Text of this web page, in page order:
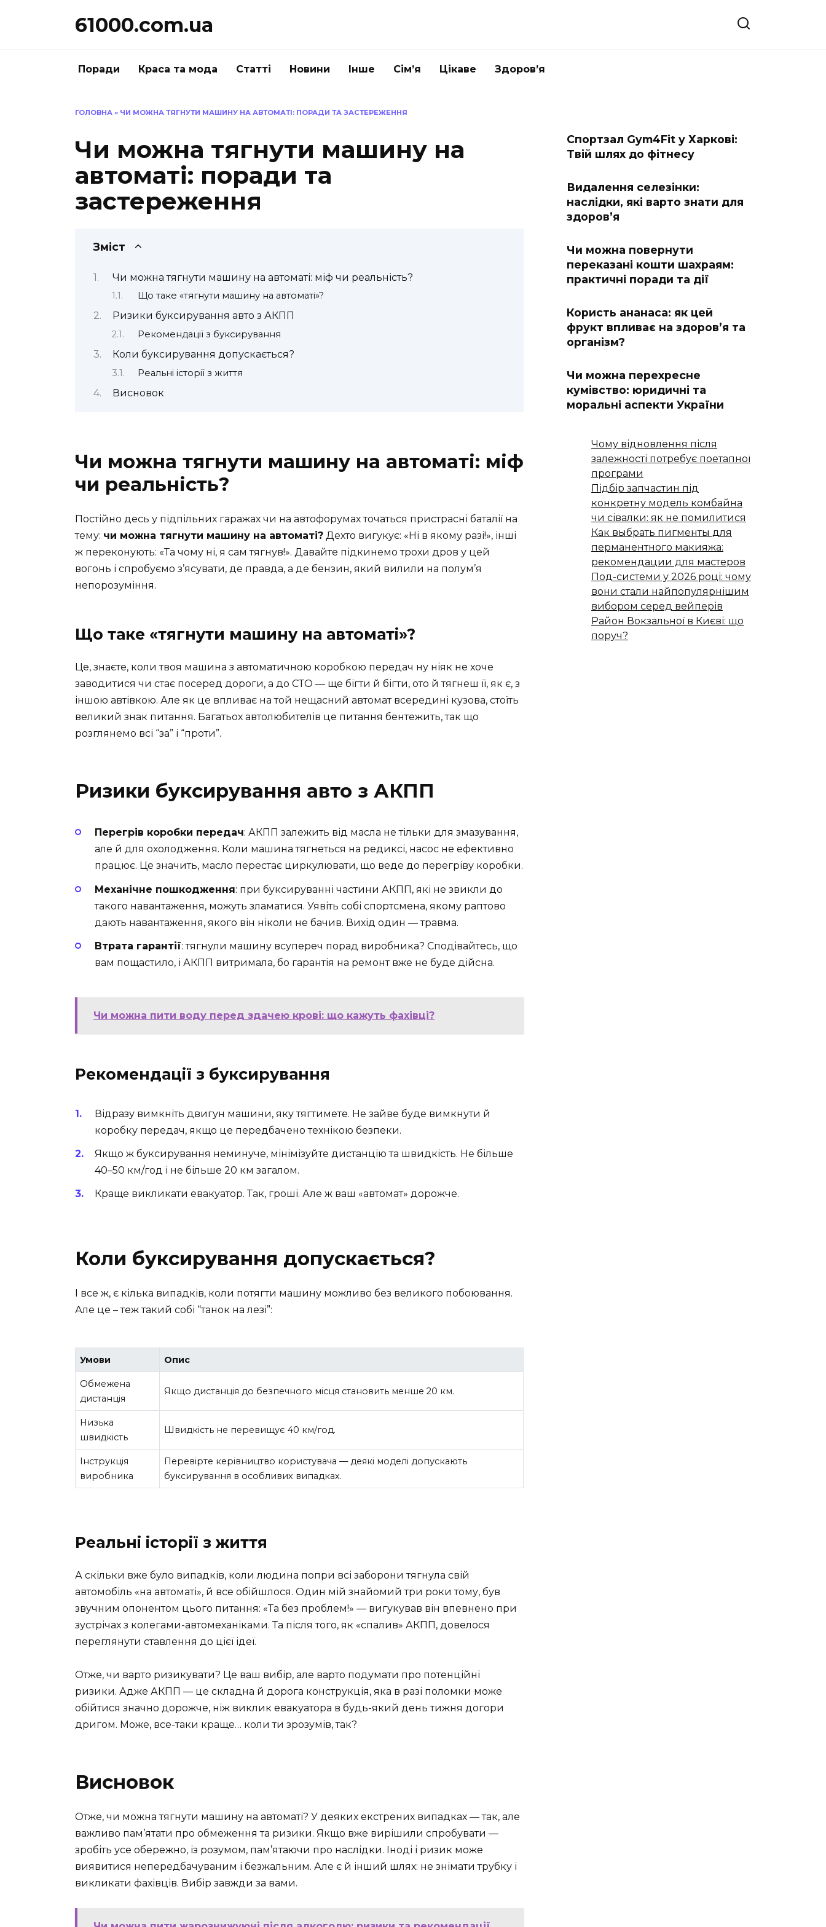
61000.com.ua
Поради Краса та мода Статті Новини Інше Сім’я Цікаве Здоров’я
ГОЛОВНА » ЧИ МОЖНА ТЯГНУТИ МАШИНУ НА АВТОМАТІ: ПОРАДИ ТА ЗАСТЕРЕЖЕННЯ
Чи можна тягнути машину на
автоматі: поради та
застереження
Зміст
Чи можна тягнути машину на автоматі: міф чи реальність?
Що таке «тягнути машину на автоматі»?
Ризики буксирування авто з АКПП
Рекомендації з буксирування
Коли буксирування допускається?
Реальні історії з життя
Висновок
Чи можна тягнути машину на автоматі: міф
чи реальність?
Постійно десь у підпільних гаражах чи на автофорумах точаться пристрасні баталії на
тему: чи можна тягнути машину на автоматі? Дехто вигукує: «Ні в якому разі!», інші
ж переконують: «Та чому ні, я сам тягнув!». Давайте підкинемо трохи дров у цей
вогонь і спробуємо з’ясувати, де правда, а де бензин, який вилили на полум’я
непорозуміння.
Що таке «тягнути машину на автоматі»?
Це, знаєте, коли твоя машина з автоматичною коробкою передач ну ніяк не хоче
заводитися чи стає посеред дороги, а до СТО — ще бігти й бігти, ото й тягнеш її, як є, з
іншою автівкою. Але як це впливає на той нещасний автомат всередині кузова, стоїть
великий знак питання. Багатьох автолюбителів це питання бентежить, так що
розглянемо всі “за” і “проти”.
Ризики буксирування авто з АКПП
Перегрів коробки передач: АКПП залежить від масла не тільки для змазування,
але й для охолодження. Коли машина тягнеться на редиксі, насос не ефективно
працює. Це значить, масло перестає циркулювати, що веде до перегріву коробки.
Механічне пошкодження: при буксируванні частини АКПП, які не звикли до
такого навантаження, можуть зламатися. Уявіть собі спортсмена, якому раптово
дають навантаження, якого він ніколи не бачив. Вихід один — травма.
Втрата гарантії: тягнули машину всупереч порад виробника? Сподівайтесь, що
вам пощастило, і АКПП витримала, бо гарантія на ремонт вже не буде дійсна.
Чи можна пити воду перед здачею крові: що кажуть фахівці?
Рекомендації з буксирування
Відразу вимкніть двигун машини, яку тягтимете. Не зайве буде вимкнути й
коробку передач, якщо це передбачено технікою безпеки.
Якщо ж буксирування неминуче, мінімізуйте дистанцію та швидкість. Не більше
40–50 км/год і не більше 20 км загалом.
Краще викликати евакуатор. Так, гроші. Але ж ваш «автомат» дорожче.
Коли буксирування допускається?
І все ж, є кілька випадків, коли потягти машину можливо без великого побоювання.
Але це – теж такий собі “танок на лезі”:
Умови Опис
Обмежена
дистанція
Якщо дистанція до безпечного місця становить менше 20 км.
Низька
швидкість
Швидкість не перевищує 40 км/год.
Інструкція
виробника
Перевірте керівництво користувача — деякі моделі допускають
буксирування в особливих випадках.
Реальні історії з життя
А скільки вже було випадків, коли людина попри всі заборони тягнула свій
автомобіль «на автоматі», й все обійшлося. Один мій знайомий три роки тому, був
звучним опонентом цього питання: «Та без проблем!» — вигукував він впевнено при
зустрічах з колегами-автомеханіками. Та після того, як «спалив» АКПП, довелося
переглянути ставлення до цієї ідеї.
Отже, чи варто ризикувати? Це ваш вибір, але варто подумати про потенційні
ризики. Адже АКПП — це складна й дорога конструкція, яка в разі поломки може
обійтися значно дорожче, ніж виклик евакуатора в будь-який день тижня догори
дригом. Може, все-таки краще… коли ти зрозумів, так?
Висновок
Отже, чи можна тягнути машину на автоматі? У деяких екстрених випадках — так, але
важливо пам’ятати про обмеження та ризики. Якщо вже вирішили спробувати —
зробіть усе обережно, із розумом, пам’ятаючи про наслідки. Іноді і ризик може
виявитися непередбачуваним і безжальним. Але є й інший шлях: не знімати трубку і
викликати фахівців. Вибір завжди за вами.
Спортзал Gym4Fit у Харкові:
Твій шлях до фітнесу
Видалення селезінки:
наслідки, які варто знати для
здоров’я
Чи можна повернути
переказані кошти шахраям:
практичні поради та дії
Користь ананаса: як цей
фрукт впливає на здоров’я та
організм?
Чи можна перехресне
кумівство: юридичні та
моральні аспекти України
Чому відновлення після
залежності потребує поетапної
програми
Підбір запчастин під
конкретну модель комбайна
чи сівалки: як не помилитися
Как выбрать пигменты для
перманентного макияжа:
рекомендации для мастеров
Под-системи у 2026 році: чому
вони стали найпопулярнішим
вибором серед вейперів
Район Вокзальної в Києві: що
поруч?